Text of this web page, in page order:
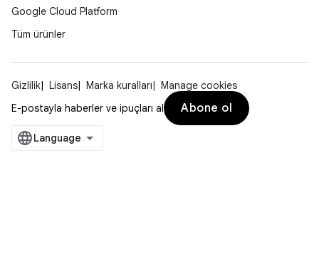
Google Cloud Platform
Tüm ürünler
Gizlilik Lisans Marka kuralları
Manage cookies
E-postayla haberler ve ipuçları al
Abone ol